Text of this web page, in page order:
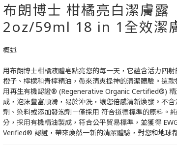
布朗博士 柑橘亮白潔膚露
2oz/59ml 18 in 1全效潔
概述
用布朗博士柑橘液體皂點亮您的每一天，它蘊含活力四射
橙子、檸檬和青檸精油，帶來清爽提神的清潔體驗。這款
用再生有機認證® (Regenerative Organic Certified®) 精
成，泡沫豐富順滑，易於沖洗，讓您倍感清新煥發。不含
劑、染料或添加發泡劑－僅採用 符合道德標準的原料。
分，採用有機精油製成，符合公平貿易標準，並獲得
Verified® 認證，帶來煥然一新的清潔體驗，對您和地球